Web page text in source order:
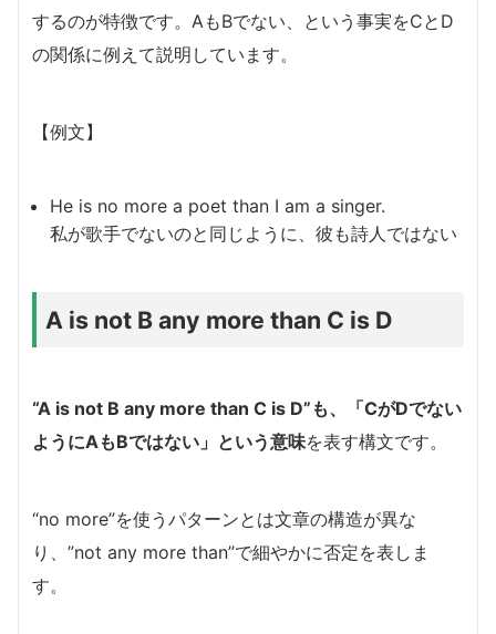
するのが特徴です。AもBでない、という事実をCとD
の関係に例えて説明しています。
【例文】
He is no more a poet than I am a singer.
私が歌手でないのと同じように、彼も詩人ではない
A is not B any more than C is D
“A is not B any more than C is D”も、「CがDでない
ようにAもBではない」という意味を表す構文です。
“no more”を使うパターンとは文章の構造が異な
り、”not any more than”で細やかに否定を表しま
す。